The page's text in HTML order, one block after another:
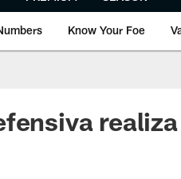
Know Your Foe